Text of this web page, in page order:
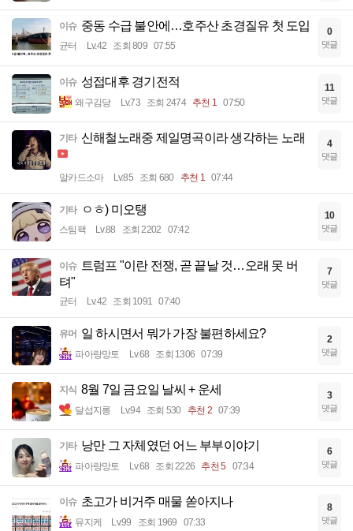
이슈 중동 수급 불안에…호주산 초경질유 첫 도입
균터 Lv.42 조회 809 07:55
0
댓글
이슈 성접대후 경기전적
왜구김당 Lv.73 조회 2474 추천 1 07:50
11
댓글
기타 신해철노래중 제일명곡이라 생각하는 노래
알카드소마 Lv.85 조회 680 추천 1 07:44
4
댓글
기타 ㅇㅎ) 미오탱
스팀팩 Lv.88 조회 2202 07:42
10
댓글
이슈
트럼프 "이란 전쟁, 곧 끝날 것…오래 못 버
텨"
균터 Lv.42 조회 1091 07:40
7
댓글
유머 일 하시면서 뭐가 가장 불편하세요?
파아랑망토 Lv.68 조회 1306 07:39
2
댓글
지식 8월 7일 금요일 날씨 + 운세
달섭지롱 Lv.94 조회 530 추천 2 07:39
3
댓글
기타 낭만 그 자체였던 어느 부부이야기
파아랑망토 Lv.68 조회 2226 추천 5 07:34
6
댓글
이슈 초고가 비거주 매물 쏟아지나
뮤지케 Lv.99 조회 1969 07:33
8
댓글